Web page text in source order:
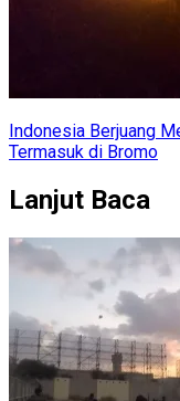
Indonesia Berjuang
Termasuk di Bromo
Lanjut Baca